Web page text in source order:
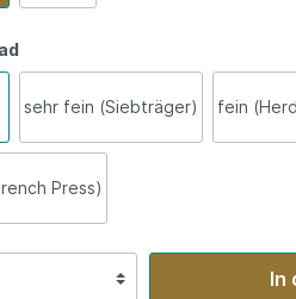
sehr fein (Siebträger) fein
Press)
In